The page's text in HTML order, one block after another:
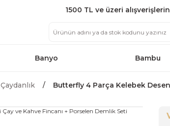
1500 TL ve üzeri
Banyo Bambu
Çaydanlık Butterfly 4 Parça Kelebek